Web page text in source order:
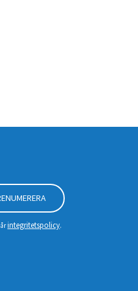
integritetspolicy.